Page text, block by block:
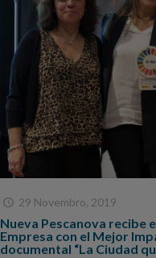
29 Novembro, 2019
Nueva Pescanova recibe
Empresa con el Mejor
documental “La Ciudad